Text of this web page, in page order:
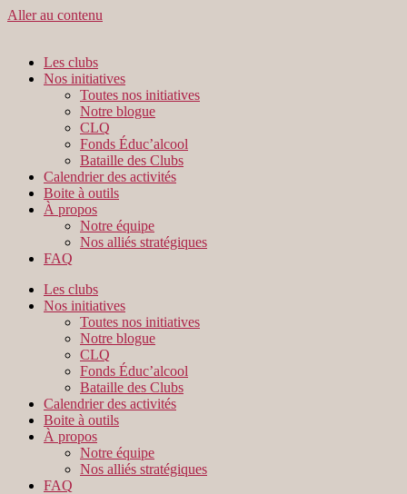
Aller au contenu
Les clubs
Nos initiatives
Toutes nos initiatives
Notre blogue
CLQ
Fonds Éduc’alcool
Bataille des Clubs
Calendrier des activités
Boite à outils
À propos
Notre équipe
Nos alliés stratégiques
FAQ
Les clubs
Nos initiatives
Toutes nos initiatives
Notre blogue
CLQ
Fonds Éduc’alcool
Bataille des Clubs
Calendrier des activités
Boite à outils
À propos
Notre équipe
Nos alliés stratégiques
FAQ